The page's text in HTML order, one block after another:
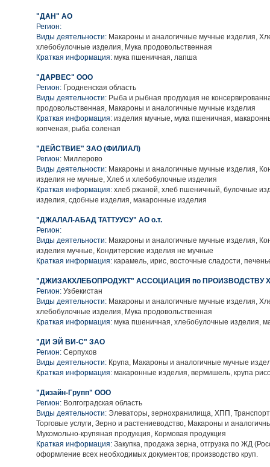
"ДАН" АО
Регион:
Виды деятельности: Макароны и аналогичные мучные изделия,
хлебобулочные изделия, Мука продовольственная
Краткая информация: мука пшеничная, лапша
"ДАРВЕС" ООО
Регион: Гродненская область
Виды деятельности: Рыба и рыбная продукция не
продовольственная, Макароны и аналогичные мучные изделия
Краткая информация: изделия мучные, мука пшеничная,
копченая, рыба соленая
"ДЕЙСТВИЕ" ЗАО (ФИЛИАЛ)
Регион: Миллерово
Виды деятельности: Макароны и аналогичные мучные изделия,
изделия не мучные, Хлеб и хлебобулочные изделия
Краткая информация: хлеб ржаной, хлеб пшеничный, булочные
изделия, сдобные изделия, макаронные изделия
"ДЖАЛАЛ-АБАД ТАТТУУСУ" АО о.т.
Регион:
Виды деятельности: Макароны и аналогичные мучные изделия,
изделия мучные, Кондитерские изделия не мучные
Краткая информация: карамель, ирис, восточные сладости,
"ДЖИЗАКХЛЕБОПРОДУКТ" АССОЦИАЦИЯ по ПРОИЗВОДСТВУ
Регион: Узбекистан
Виды деятельности: Макароны и аналогичные мучные изделия,
хлебобулочные изделия, Мука продовольственная
Краткая информация: мука пшеничная, хлебобулочные изделия,
"ДИ ЭЙ ВИ-С" ЗАО
Регион: Серпухов
Виды деятельности: Крупа, Макароны и аналогичные мучные
Краткая информация: макаронные изделия, вермишель, крупа
"Дизайн-Групп" ООО
Регион: Волгоградская область
Виды деятельности: Элеваторы, зернохранилища, ХПП,
Торговые услуги, Зерно и растениеводство, Макароны и
Мукомольно-крупяная продукция, Кормовая продукция
Краткая информация: Закупка, продажа зерна, отгрузка по ЖД
оформление всех необходимых документов; производство круп.